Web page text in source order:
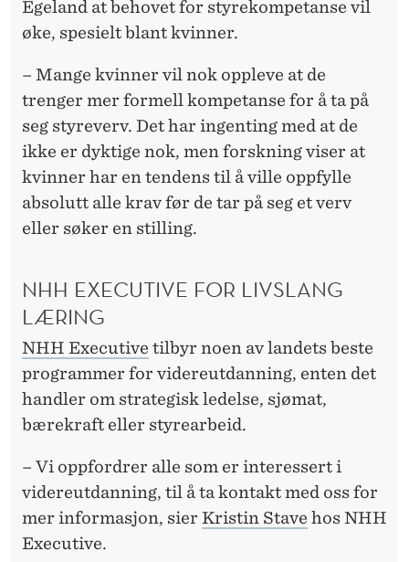
Egeland at behovet for styrekompetanse vil
øke, spesielt blant kvinner.
– Mange kvinner vil nok oppleve at de
trenger mer formell kompetanse for å ta på
seg styreverv. Det har ingenting med at de
ikke er dyktige nok, men forskning viser at
kvinner har en tendens til å ville oppfylle
absolutt alle krav før de tar på seg et verv
eller søker en stilling.
NHH EXECUTIVE FOR LIVSLANG
LÆRING
NHH Executive tilbyr noen av landets beste
programmer for videreutdanning, enten det
handler om strategisk ledelse, sjømat,
bærekraft eller styrearbeid.
– Vi oppfordrer alle som er interessert i
videreutdanning, til å ta kontakt med oss for
mer informasjon, sier Kristin Stave hos NHH
Executive.